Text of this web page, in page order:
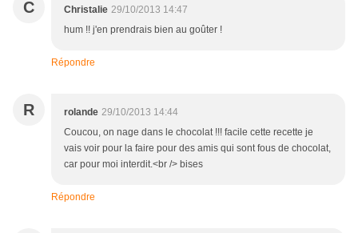
C Christalie 29/10/2013 14:47
hum !! j'en prendrais bien au goûter !
Répondre
R rolande 29/10/2013 14:44
Coucou, on nage dans le chocolat !!! facile cette recette je
vais voir pour la faire pour des amis qui sont fous de chocolat,
car pour moi interdit.<br /> bises
Répondre